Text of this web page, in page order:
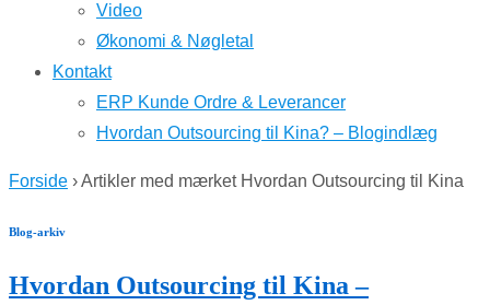
Video
Økonomi & Nøgletal
Kontakt
ERP Kunde Ordre & Leverancer
Hvordan Outsourcing til Kina? – Blogindlæg
Forside ›Artikler med mærket Hvordan Outsourcing til Kina
Blog-arkiv
Hvordan Outsourcing til Kina –